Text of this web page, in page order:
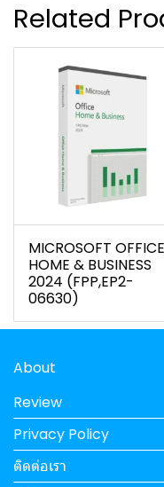
Related
MICROSOFT OFFICE
HOME & BUSINESS
2024 (FPP,EP2-
06630)
About
Review
Privacy Policy
ติดต่อเรา